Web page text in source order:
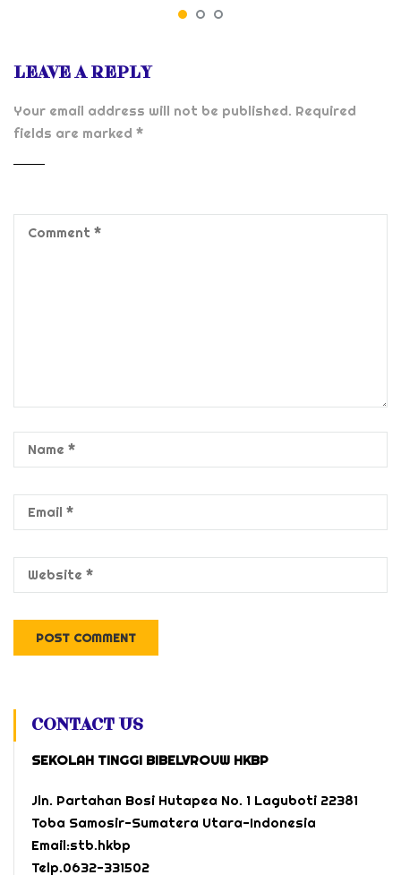
LEAVE A REPLY
Your email address will not be published. Required
fields are marked *
CONTACT US
SEKOLAH TINGGI BIBELVROUW HKBP
Jln. Partahan Bosi Hutapea No. 1 Laguboti 22381
Toba Samosir-Sumatera Utara-Indonesia
Email:stb.hkbp
Telp.0632-331502